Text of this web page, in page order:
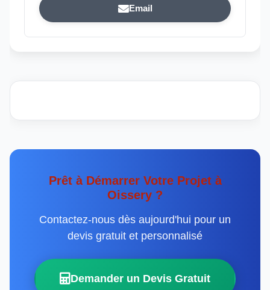
Email
Prêt à Démarrer Votre Projet à
Oissery ?
Contactez-nous dès aujourd'hui pour un
devis gratuit et personnalisé
Demander un Devis Gratuit